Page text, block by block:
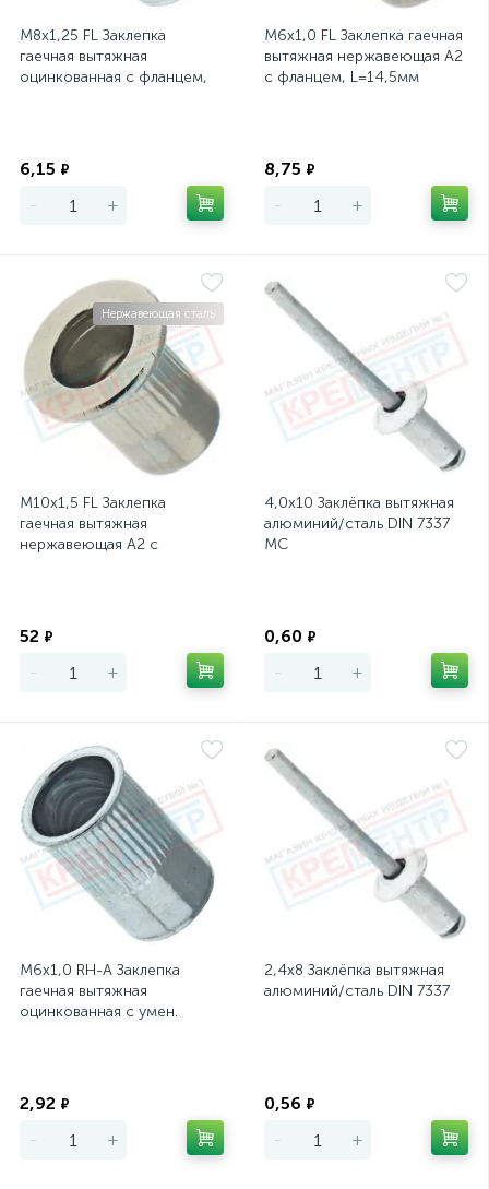
М8х1,25 FL Заклепка
гаечная вытяжная
оцинкованная с фланцем,
6,15 ₽
- +
М6х1,0 FL Заклепка гаечная
вытяжная нержавеющая А2
с фланцем, L=14,5мм
8,75 ₽
- +
Нержавеющая сталь
М10х1,5 FL Заклепка
гаечная вытяжная
нержавеющая А2 с
52 ₽
- +
4,0х10 Заклёпка вытяжная
алюминий/сталь DIN 7337
МС
0,60 ₽
- +
М6х1,0 RH-A Заклепка
гаечная вытяжная
оцинкованная с умен.
2,92 ₽
- +
2,4х8 Заклёпка вытяжная
алюминий/сталь DIN 7337
0,56 ₽
- +